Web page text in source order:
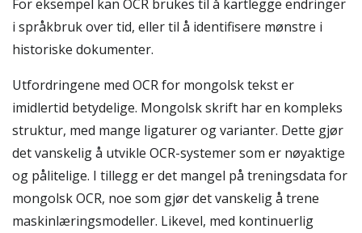
For eksempel kan OCR brukes til å kartlegge endringer
i språkbruk over tid, eller til å identifisere mønstre i
historiske dokumenter.
Utfordringene med OCR for mongolsk tekst er
imidlertid betydelige. Mongolsk skrift har en kompleks
struktur, med mange ligaturer og varianter. Dette gjør
det vanskelig å utvikle OCR-systemer som er nøyaktige
og pålitelige. I tillegg er det mangel på treningsdata for
mongolsk OCR, noe som gjør det vanskelig å trene
maskinlæringsmodeller. Likevel, med kontinuerlig